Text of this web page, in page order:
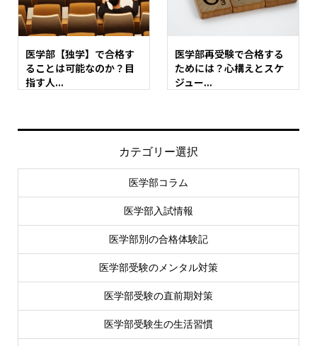
医学部【独学】で合格す
ることは可能なのか？目
指す人...
医学部再受験で合格する
ためには？心構えとスケ
ジュー...
カテゴリー選択
医学部コラム
医学部入試情報
医学部別の合格体験記
医学部受験のメンタル対策
医学部受験の直前期対策
医学部受験生の生活習慣